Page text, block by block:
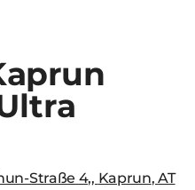
Straße 4,, Kaprun,AT